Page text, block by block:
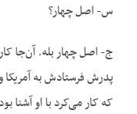
س- اصل چهار؟
ج- اصل چهار بله. آن‌جا
پدرش فرستادش به
که کار می‌کرد با او آشنا